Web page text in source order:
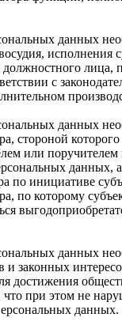
данных
исполнения
должностного лица,
с
данных
стороной
или поручителем
данных,
по инициативе
по которому
данных
и законных
достижения
при этом не
данных.